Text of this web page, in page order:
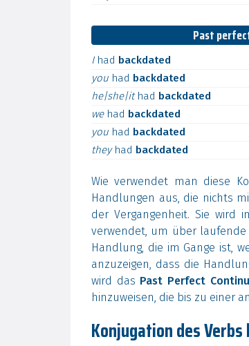
Past
I had backdated
you had backdated
he|she|it had backdated
we had backdated
you had backdated
they had backdated
Wie verwendet man diese
Handlungen aus, die nichts
der Vergangenheit. Sie wird
verwendet, um über
Handlung, die im Gange ist,
anzuzeigen, dass die
wird das Past Perfect
hinzuweisen, die bis zu einer
Konjugation des